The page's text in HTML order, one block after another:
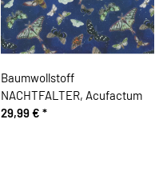
Baumwollstoff
NACHTFALTER, Acufactum
29,99 € *